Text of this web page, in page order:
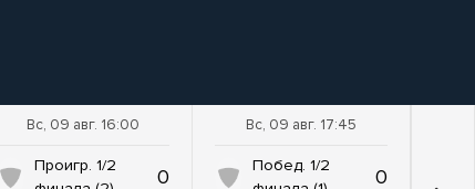
Вс, 09 авг. 16:00
Проигр. 1/2
0
Вс, 09 авг. 17:45
Побед. 1/2
0